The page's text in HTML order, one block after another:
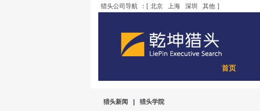
猎头公司导航 ：[ 北京 上海 深圳 其他 ]
首页
猎头新闻 猎头学院